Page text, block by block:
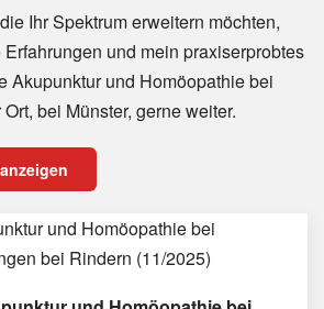
Ihr Spektrum erweitern möchten,
und mein praxiserprobtes
Akupunktur und Homöopathie bei
bei Münster, gerne weiter.